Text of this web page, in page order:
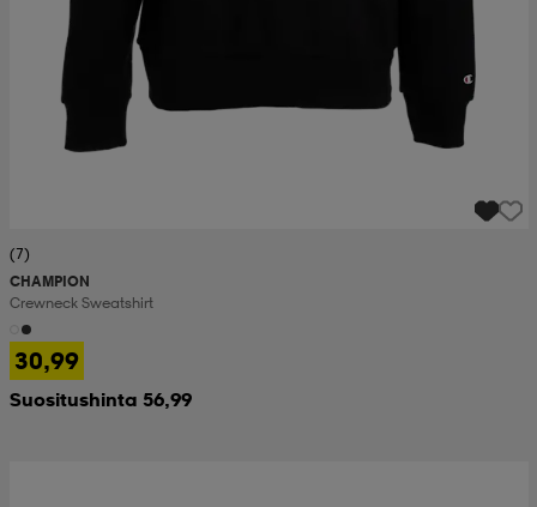
(7)
CHAMPION
Crewneck Sweatshirt
30,99
Suositushinta 56,99